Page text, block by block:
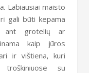
Labiausiai maisto
gali būti kepama
ant grotelių ar
kaip jūros
ir vištiena, kuri
troškiniuose su